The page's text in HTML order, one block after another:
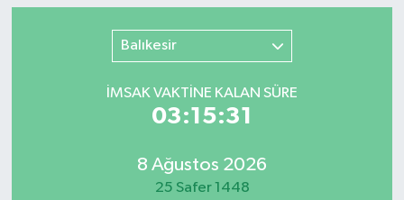
Balıkesir
İMSAK VAKTİNE KALAN SÜRE
03:15:31
8 Ağustos 2026
25 Safer 1448
Son Dakika Haberleri